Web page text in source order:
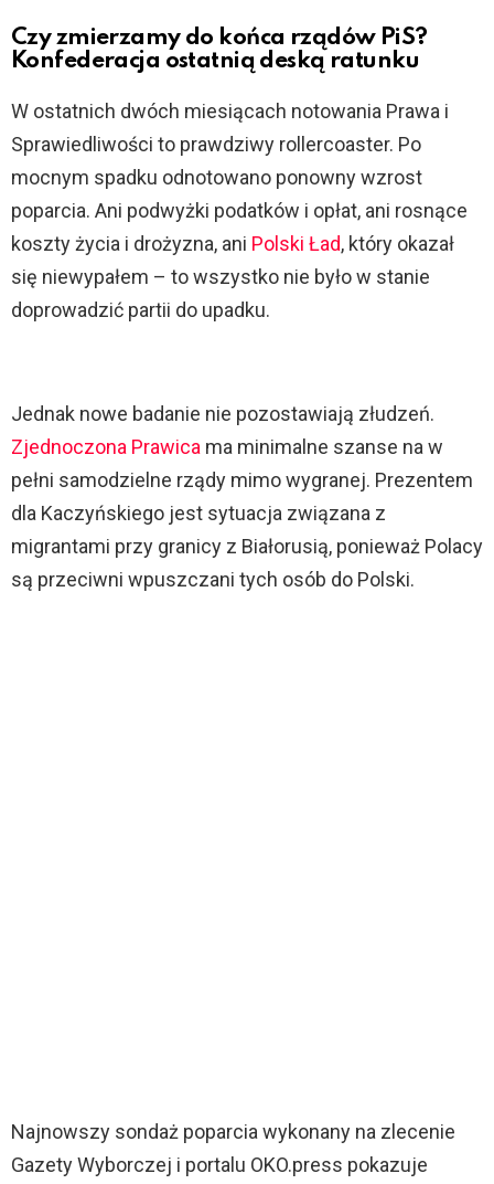
Czy zmierzamy do końca rządów PiS?
Konfederacja ostatnią deską ratunku
W ostatnich dwóch miesiącach notowania Prawa i
Sprawiedliwości to prawdziwy rollercoaster. Po
mocnym spadku odnotowano ponowny wzrost
poparcia. Ani podwyżki podatków i opłat, ani rosnące
koszty życia i drożyzna, ani Polski Ład, który okazał
się niewypałem – to wszystko nie było w stanie
doprowadzić partii do upadku.
Jednak nowe badanie nie pozostawiają złudzeń.
Zjednoczona Prawica ma minimalne szanse na w
pełni samodzielne rządy mimo wygranej. Prezentem
dla Kaczyńskiego jest sytuacja związana z
migrantami przy granicy z Białorusią, ponieważ Polacy
są przeciwni wpuszczani tych osób do Polski.
Najnowszy sondaż poparcia wykonany na zlecenie
Gazety Wyborczej i portalu OKO.press pokazuje